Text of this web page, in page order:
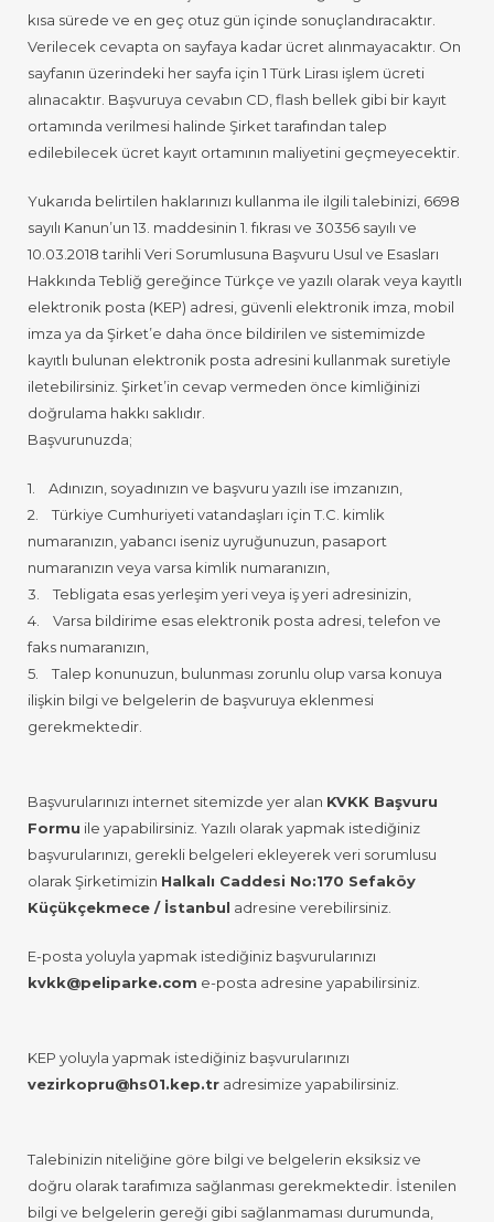
kısa sürede ve en geç otuz gün içinde sonuçlandıracaktır.
Verilecek cevapta on sayfaya kadar ücret alınmayacaktır. On
sayfanın üzerindeki her sayfa için 1 Türk Lirası işlem ücreti
alınacaktır. Başvuruya cevabın CD, flash bellek gibi bir kayıt
ortamında verilmesi halinde Şirket tarafından talep
edilebilecek ücret kayıt ortamının maliyetini geçmeyecektir.
Yukarıda belirtilen haklarınızı kullanma ile ilgili talebinizi, 6698
sayılı Kanun’un 13. maddesinin 1. fıkrası ve 30356 sayılı ve
10.03.2018 tarihli Veri Sorumlusuna Başvuru Usul ve Esasları
Hakkında Tebliğ gereğince Türkçe ve yazılı olarak veya kayıtlı
elektronik posta (KEP) adresi, güvenli elektronik imza, mobil
imza ya da Şirket’e daha önce bildirilen ve sistemimizde
kayıtlı bulunan elektronik posta adresini kullanmak suretiyle
iletebilirsiniz. Şirket’in cevap vermeden önce kimliğinizi
doğrulama hakkı saklıdır.
Başvurunuzda;
1. Adınızın, soyadınızın ve başvuru yazılı ise imzanızın,
2. Türkiye Cumhuriyeti vatandaşları için T.C. kimlik
numaranızın, yabancı iseniz uyruğunuzun, pasaport
numaranızın veya varsa kimlik numaranızın,
3. Tebligata esas yerleşim yeri veya iş yeri adresinizin,
4. Varsa bildirime esas elektronik posta adresi, telefon ve
faks numaranızın,
5. Talep konunuzun, bulunması zorunlu olup varsa konuya
ilişkin bilgi ve belgelerin de başvuruya eklenmesi
gerekmektedir.
Başvurularınızı internet sitemizde yer alan KVKK Başvuru
Formu ile yapabilirsiniz. Yazılı olarak yapmak istediğiniz
başvurularınızı, gerekli belgeleri ekleyerek veri sorumlusu
olarak Şirketimizin Halkalı Caddesi No:170 Sefaköy
Küçükçekmece / İstanbul adresine verebilirsiniz.
E-posta yoluyla yapmak istediğiniz başvurularınızı
kvkk@peliparke.com e-posta adresine yapabilirsiniz.
KEP yoluyla yapmak istediğiniz başvurularınızı
vezirkopru@hs01.kep.tr adresimize yapabilirsiniz.
Talebinizin niteliğine göre bilgi ve belgelerin eksiksiz ve
doğru olarak tarafımıza sağlanması gerekmektedir. İstenilen
bilgi ve belgelerin gereği gibi sağlanmaması durumunda,